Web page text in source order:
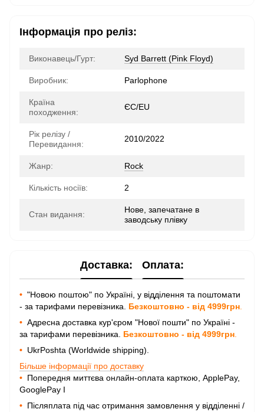
Інформація про реліз:
Виконавець/Гурт: Syd Barrett (Pink Floyd)
Виробник: Parlophone
Країна
походження:
ЄС/EU
Рік релізу /
Перевидання:
2010/2022
Жанр: Rock
Кількість носіїв: 2
Стан видання:
Нове, запечатане в
заводську плівку
Доставка: Оплата:
• "Новою поштою" по Україні, у відділення та поштомати
- за тарифами перевізника. Безкоштовно - від 4999грн
• Адресна доставка кур'єром "Нової пошти" по Україні -
за тарифами перевізника. Безкоштовно - від 4999грн
• UkrPoshta (Worldwide shipping).
Більше інформації про доставку
• Попередня миттєва онлайн-оплата карткою, ApplePay,
GooglePay I
• Післяплата під час отримання замовлення у відділенні /